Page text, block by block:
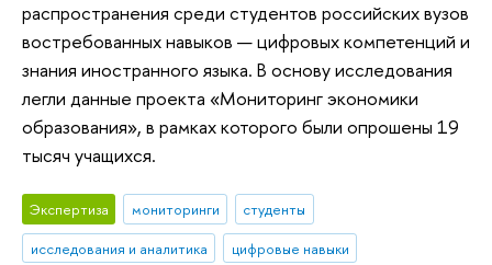
распространения среди студентов российских вузов
востребованных навыков — цифровых компетенций и
знания иностранного языка. В основу исследования
легли данные проекта «Мониторинг экономики
образования», в рамках которого были опрошены 19
тысяч учащихся.
Экспертиза мониторинги
студенты
исследования и аналитика
цифровые навыки